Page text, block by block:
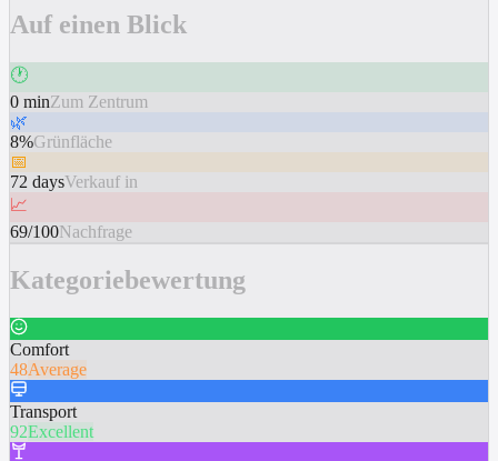
Auf einen Blick
🕐
0 minZum Zentrum
🌿
8%Grünfläche
📅
72 daysVerkauf in
📈
69/100Nachfrage
Kategoriebewertung
Comfort
48Average
Transport
92Excellent